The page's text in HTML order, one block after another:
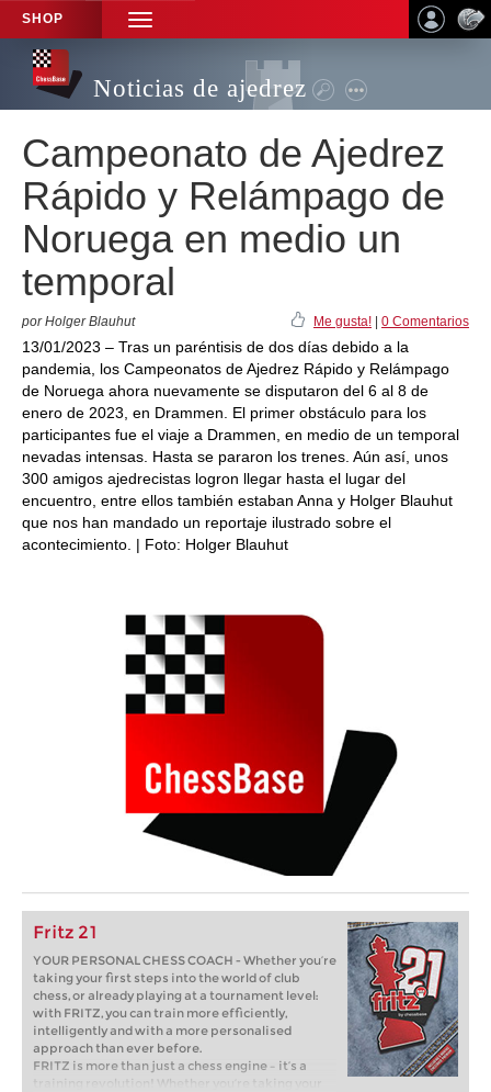
SHOP
TOGGLE
NAVIGATION
Noticias de ajedrez
Campeonato de Ajedrez
Rápido y Relámpago de
Noruega en medio un
temporal
por Holger Blauhut Me gusta! 0 Comentarios
13/01/2023 – Tras un paréntisis de dos días debido a la
pandemia, los Campeonatos de Ajedrez Rápido y Relámpago
de Noruega ahora nuevamente se disputaron del 6 al 8 de
enero de 2023, en Drammen. El primer obstáculo para los
participantes fue el viaje a Drammen, en medio de un temporal
nevadas intensas. Hasta se pararon los trenes. Aún así, unos
300 amigos ajedrecistas logron llegar hasta el lugar del
encuentro, entre ellos también estaban Anna y Holger Blauhut
que nos han mandado un reportaje ilustrado sobre el
acontecimiento. | Foto: Holger Blauhut
Fritz 21
YOUR PERSONAL CHESS COACH - Whether you’re
taking your first steps into the world of club
chess, or already playing at a tournament level:
with FRITZ, you can train more efficiently,
intelligently and with a more personalised
approach than ever before.
FRITZ is more than just a chess engine – it’s a
training revolution! Whether you’re taking your